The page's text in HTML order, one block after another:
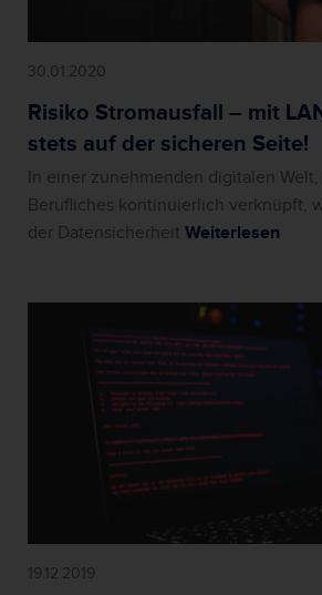
30.01.2020
Risiko Stromausfall – mit
stets auf der sicheren Seite!
In einer zunehmenden digitalen
Berufliches kontinuierlich verknüpft,
der Datensicherheit Weiterlesen
19.12.2019